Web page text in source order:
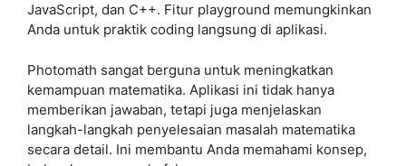
JavaScript, dan C++. Fitur playground memungkinkan
Anda untuk praktik coding langsung di aplikasi.
Photomath sangat berguna untuk meningkatkan
kemampuan matematika. Aplikasi ini tidak hanya
memberikan jawaban, tetapi juga menjelaskan
langkah-langkah penyelesaian masalah matematika
secara detail. Ini membantu Anda memahami konsep,